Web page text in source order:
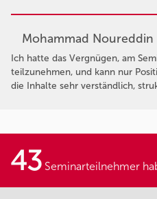
Mohammad Noureddin
Ich hatte das Vergnügen, am
teilzunehmen, und kann nur
die Inhalte sehr verständlich,
43 Seminarteilnehmer